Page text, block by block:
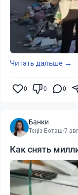
Читать дальше →
0 0 0
Банки
Теңіз Боташ·7
Как снять